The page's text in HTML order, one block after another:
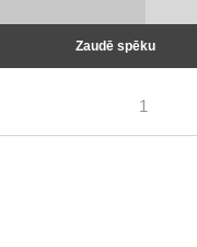
Zaudē spēku
1